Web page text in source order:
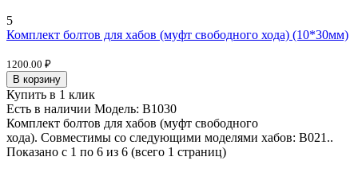
5
Комплект болтов для хабов (муфт свободного хода) (10*30мм)
1200.00 ₽
В корзину
Купить в 1 клик
Есть в наличии Модель: B1030
Комплект болтов для хабов (муфт свободного
хода). Совместимы со следующими моделями хабов: B021..
Показано с 1 по 6 из 6 (всего 1 страниц)